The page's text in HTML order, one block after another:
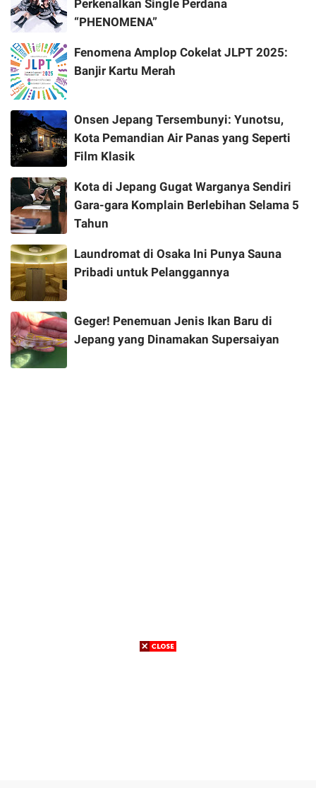
Perkenalkan Single Perdana
“PHENOMENA”
Fenomena Amplop Cokelat JLPT 2025:
Banjir Kartu Merah
Onsen Jepang Tersembunyi: Yunotsu,
Kota Pemandian Air Panas yang Seperti
Film Klasik
Kota di Jepang Gugat Warganya Sendiri
Gara-gara Komplain Berlebihan Selama 5
Tahun
Laundromat di Osaka Ini Punya Sauna
Pribadi untuk Pelanggannya
Geger! Penemuan Jenis Ikan Baru di
Jepang yang Dinamakan Supersaiyan